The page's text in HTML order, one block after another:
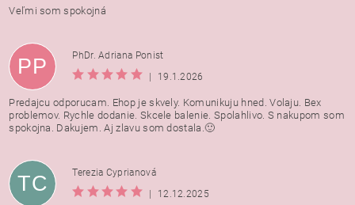
Veľmi som spokojná
PP
PhDr. Adriana Ponist
|
19.1.2026
Predajcu odporucam. Ehop je skvely. Komunikuju hned. Volaju. Bex
problemov. Rychle dodanie. Skcele balenie. Spolahlivo. S nakupom som
spokojna. Dakujem. Aj zlavu som dostala.🙂
TC
Terezia Cyprianová
|
12.12.2025